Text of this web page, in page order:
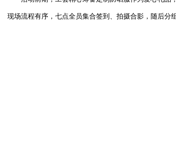
现场流程有序，七点全员集合签到、拍摄合影，随后